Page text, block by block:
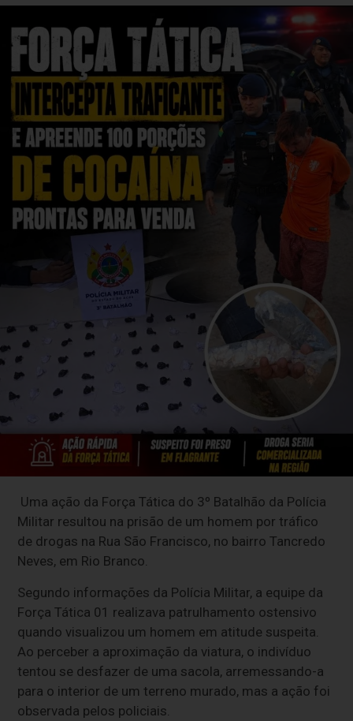
Uma ação da Força Tática do 3º Batalhão da Polícia
Militar resultou na prisão de um homem por tráfico
de drogas na Rua São Francisco, no bairro Tancredo
Neves, em Rio Branco.
Segundo informações da Polícia Militar, a equipe da
Força Tática 01 realizava patrulhamento ostensivo
quando visualizou um homem em atitude suspeita.
Ao perceber a aproximação da viatura, o indivíduo
tentou se desfazer de uma sacola, arremessando-a
para o interior de um terreno murado, mas a ação foi
observada pelos policiais.